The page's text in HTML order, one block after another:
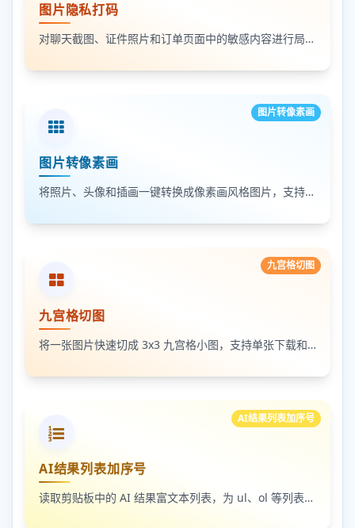
图片隐私打码
对聊天截图、证件照片和订单页面中的敏感内容进行局部打码，支持多次框选和重复处理
图片转像素画
图片转像素画
将照片、头像和插画一键转换成像素画风格图片，支持调节像素颗粒度、输出倍率和导出格式
九宫格切图
九宫格切图
将一张图片快速切成 3x3 九宫格小图，支持单张下载和 ZIP 打包下载
AI结果列表加序号
AI结果列表加序号
读取剪贴板中的 AI 结果富文本列表，为 ul、ol 等列表自动补 1-N 序号，支持富文本和纯文本输出